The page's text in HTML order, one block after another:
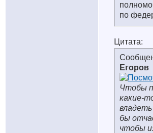
по
Цитата:
Егоров
Чтобы
какие-
бы
чтобы